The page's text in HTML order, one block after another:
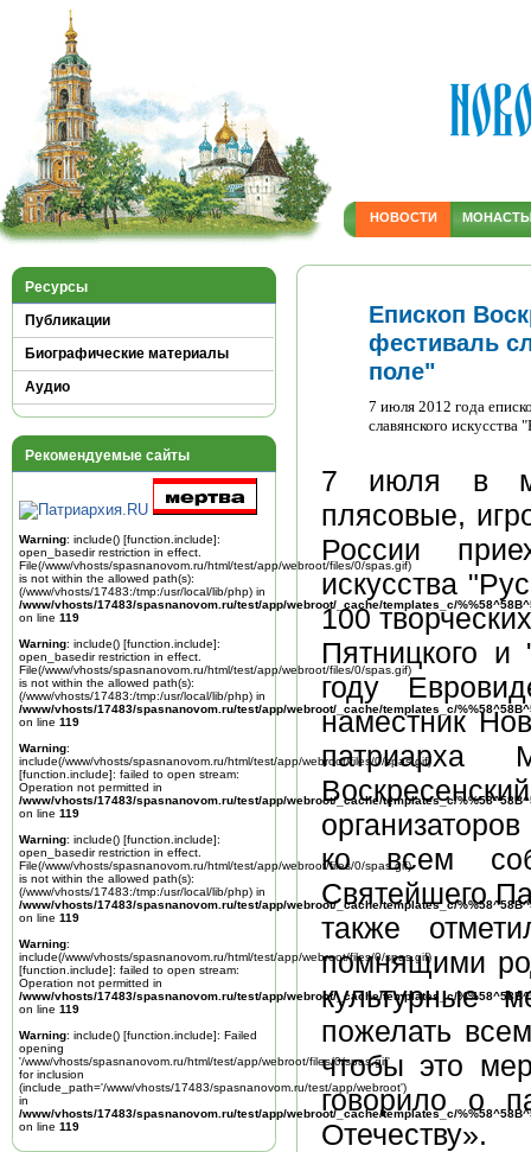
Епископ
фестиваль
поле"
7 июля 2012 года
славянского искусства
7 июля в
плясовые,
России
искусства
100
Пятницкого
году
наместник
патриарха
ко всем
Святейшего
также
помнящими
культурные
пожелать
чтобы это
говорило о
Отечеству».
НОВОСТИ
Ресурсы
Публикации
Биографические материалы
Аудио
Рекомендуемые сайты
Warning: include() [function.include]:
open_basedir restriction in effect.
File(/www/vhosts/spasnanovom.ru/html/test/app/webroot/files/0/spas.gif)
is not within the allowed path(s):
(/www/vhosts/17483:/tmp:/usr/local/lib/php) in
/www/vhosts/17483/spasnanovom.ru/test/app/webroot/_cache/templates_c/
on line 119
Warning: include() [function.include]:
open_basedir restriction in effect.
File(/www/vhosts/spasnanovom.ru/html/test/app/webroot/files/0/spas.gif)
is not within the allowed path(s):
(/www/vhosts/17483:/tmp:/usr/local/lib/php) in
/www/vhosts/17483/spasnanovom.ru/test/app/webroot/_cache/templates_c/
on line 119
Warning:
include(/www/vhosts/spasnanovom.ru/html/test/app/webroot/files/0/spas.gif)
[function.include]: failed to open stream:
Operation not permitted in
/www/vhosts/17483/spasnanovom.ru/test/app/webroot/_cache/templates_c/
on line 119
Warning: include() [function.include]:
open_basedir restriction in effect.
File(/www/vhosts/spasnanovom.ru/html/test/app/webroot/files/0/spas.gif)
is not within the allowed path(s):
(/www/vhosts/17483:/tmp:/usr/local/lib/php) in
/www/vhosts/17483/spasnanovom.ru/test/app/webroot/_cache/templates_c/
on line 119
Warning:
include(/www/vhosts/spasnanovom.ru/html/test/app/webroot/files/0/spas.gif)
[function.include]: failed to open stream:
Operation not permitted in
/www/vhosts/17483/spasnanovom.ru/test/app/webroot/_cache/templates_c/
on line 119
Warning: include() [function.include]: Failed
opening
'/www/vhosts/spasnanovom.ru/html/test/app/webroot/files/0/spas.gif'
for inclusion
(include_path='/www/vhosts/17483/spasnanovom.ru/test/app/webroot')
in
/www/vhosts/17483/spasnanovom.ru/test/app/webroot/_cache/templates_c/
on line 119